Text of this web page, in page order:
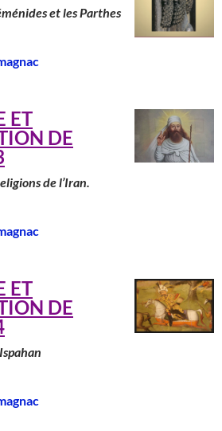
et les Parthes
ET
DE
de l’Iran.
ET
DE